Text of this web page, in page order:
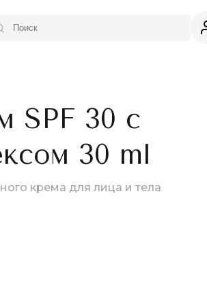
SPF 30 с
30 ml
крема для лица и тела